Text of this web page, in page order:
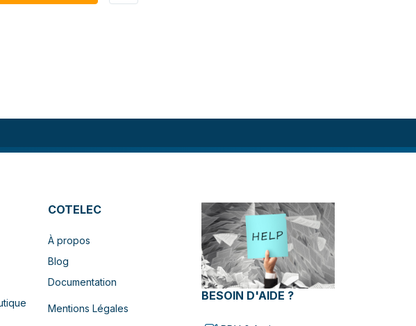
COTELEC
À propos
Blog
Documentation
Mentions Légales
BESOIN D'AIDE ?